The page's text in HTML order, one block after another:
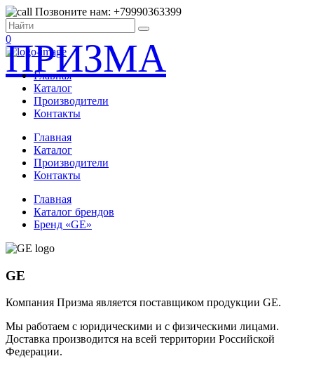
Позвоните нам: +79990363399
0
ПРИЗМА
Главная
Каталог
Производители
Контакты
Главная
Каталог
Производители
Контакты
Главная
Каталог брендов
Бренд «GE»
GE
Компания Призма является поставщиком продукции GE.
Мы работаем с юридическими и с физическими лицами.
Доставка производится на всей территории Российской
Федерации.